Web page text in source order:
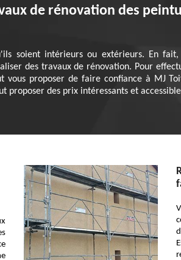
de rénovation des
soient intérieurs ou extérieurs. En
des travaux de rénovation. Pour
vous proposer de faire confiance à MJ
des prix intéressants et